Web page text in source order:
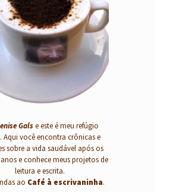
Galse este é meu refúgio
Aqui você encontra crônicas e
sobre a vida saudável após os
anos e conhece meus projetos de
leitura e escrita.
ao Café à escrivaninha.